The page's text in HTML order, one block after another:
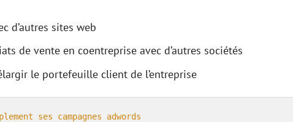
d’autres sites web
de vente en coentreprise avec d’autres sociétés
le portefeuille client de l’entreprise
ses campagnes adwords